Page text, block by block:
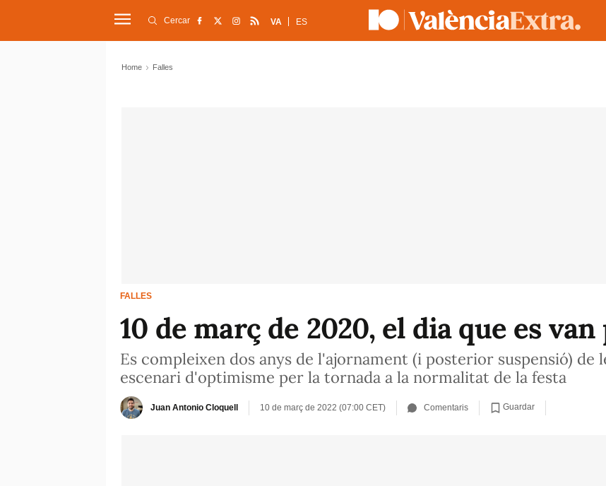
Cercar VA ES
Home Falles
FALLES
10 de març de 2020, el dia que es
Es compleixen dos anys de l'ajornament (i posterior suspensió) de
escenari d'optimisme per la tornada a la normalitat de la festa
Juan Antonio Cloquell 10 de març de 2022 (07:00 CET) Comentaris Guardar